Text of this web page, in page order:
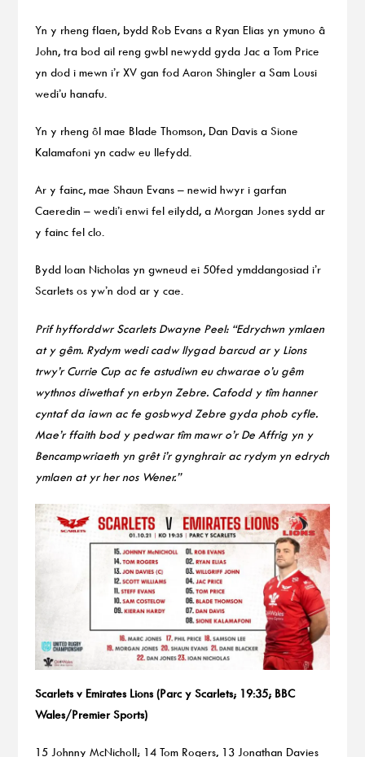
Yn y rheng flaen, bydd Rob Evans a Ryan Elias yn ymuno â
John, tra bod ail reng gwbl newydd gyda Jac a Tom Price
yn dod i mewn i’r XV gan fod Aaron Shingler a Sam Lousi
wedi’u hanafu.
Yn y rheng ôl mae Blade Thomson, Dan Davis a Sione
Kalamafoni yn cadw eu llefydd.
Ar y fainc, mae Shaun Evans – newid hwyr i garfan
Caeredin – wedi’i enwi fel eilydd, a Morgan Jones sydd ar
y fainc fel clo.
Bydd Ioan Nicholas yn gwneud ei 50fed ymddangosiad i’r
Scarlets os yw’n dod ar y cae.
Prif hyfforddwr Scarlets Dwayne Peel: “Edrychwn ymlaen
at y gêm. Rydym wedi cadw llygad barcud ar y Lions
trwy’r Currie Cup ac fe astudiwn eu chwarae o’u gêm
wythnos diwethaf yn erbyn Zebre. Cafodd y tîm hanner
cyntaf da iawn ac fe gosbwyd Zebre gyda phob cyfle.
Mae’r ffaith bod y pedwar tîm mawr o’r De Affrig yn y
Bencampwriaeth yn grêt i’r gynghrair ac rydym yn edrych
ymlaen at yr her nos Wener.”
Scarlets v Emirates Lions (Parc y Scarlets; 19:35; BBC
Wales/Premier Sports)
15 Johnny McNicholl; 14 Tom Rogers, 13 Jonathan Davies